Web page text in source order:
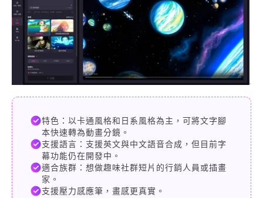
特色：以卡通風格和日系風格為主，可將文字腳
本快速轉為動畫分鏡。
支援語言：支援英文與中文語音合成，但目前字
幕功能仍在開發中。
適合族群：想做趣味社群短片的行銷人員或插畫
家。
支援壓力感應筆，畫感更真實。